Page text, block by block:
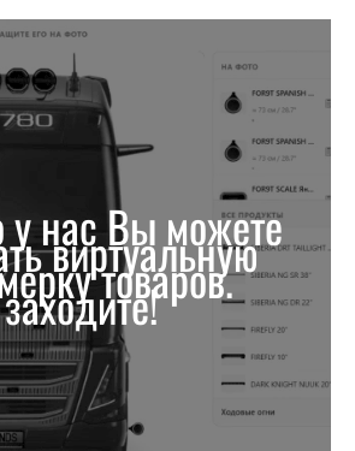
у нас Вы можете
виртуальную
товаров.
заходите!